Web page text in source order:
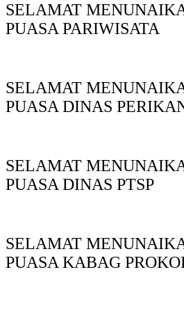
SELAMAT
PUASA PARIWISATA
SELAMAT
PUASA DINAS
SELAMAT
PUASA DINAS PTSP
SELAMAT
PUASA KABAG